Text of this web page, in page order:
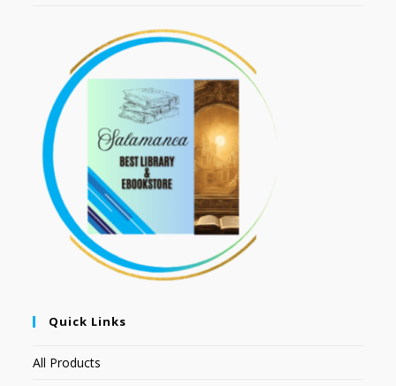
Quick Links
All Products